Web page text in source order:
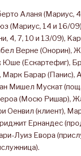
Аланя (Мариус,
(Мариус, 14 и 16/
4, 7, 10 и 13/09),
Верне (Онорин),
Юше (Ескартефиг),
Барар (Панис),
Мишел Мускат
(Мосю Ришар),
Оенвил (клиент),
Ернандес
Луиз Евора